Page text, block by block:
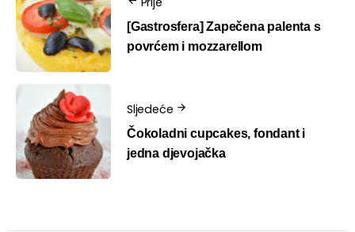
[Gastrosfera] Zapečena palenta s
povrćem i mozzarellom
Sljedeće
Čokoladni cupcakes, fondant i
jedna djevojačka